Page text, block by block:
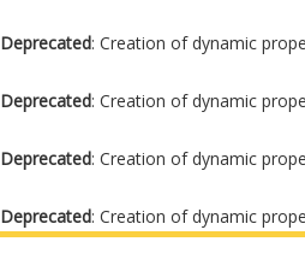
Deprecated: Creation of dynamic
Deprecated: Creation of dynamic
Deprecated: Creation of dynamic
Deprecated: Creation of dynamic